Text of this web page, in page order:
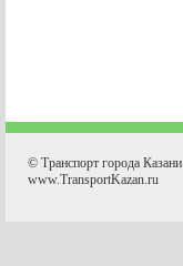
© Транспорт города Казани
www.TransportKazan.ru